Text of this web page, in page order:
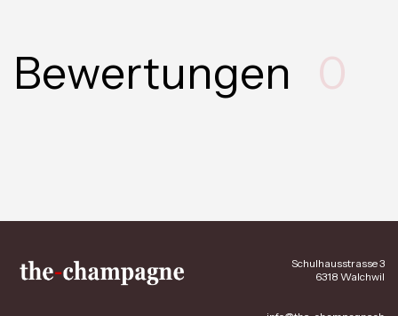
Bewertungen 0
Schulhausstrasse 3
6318 Walchwil